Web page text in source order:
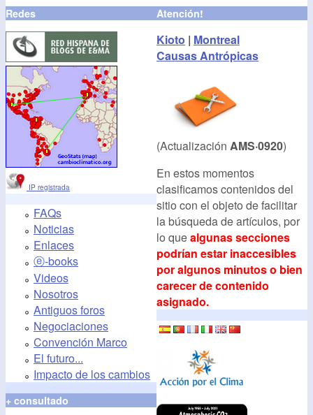
Redes
IP registrada
FAQs
Noticias
Enlaces
ⓔ-books
Videos
Nosotros
Antiguos foros
Negociaciones
Convención Marco
El futuro...
Impacto de los cambios
+ consultado
Atención!
Kioto | Montreal
Causas Antrópicas
(Actualización AMS·0920)
En estos momentos
clasificamos contenidos del
sitio con el objeto de facilitar
la búsqueda de artículos, por
lo quealgunas secciones
podrían estar inaccesibles
por algunos minutos o bien
carecer de contenido
asignado.